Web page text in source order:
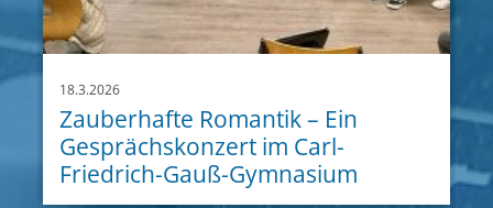
18.3.2026
Zauberhafte Romantik – Ein
Gesprächskonzert im Carl-
Friedrich-Gauß-Gymnasium